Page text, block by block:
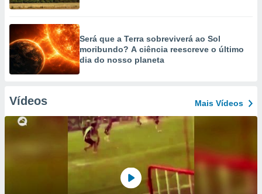
Será que a Terra sobreviverá ao Sol
moribundo? A ciência reescreve o último
dia do nosso planeta
Vídeos Mais Vídeos